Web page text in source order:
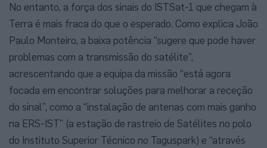
No entanto, a força dos sinais do ISTSat-1 que chegam à
Terra é mais fraca do que o esperado. Como explica João
Paulo Monteiro, a baixa potência “sugere que pode haver
problemas com a transmissão do satélite”,
acrescentando que a equipa da missão “está agora
focada em encontrar soluções para melhorar a receção
do sinal”, como a “instalação de antenas com mais ganho
na ERS-IST” (a estação de rastreio de Satélites no polo
do Instituto Superior Técnico no Taguspark) e “através